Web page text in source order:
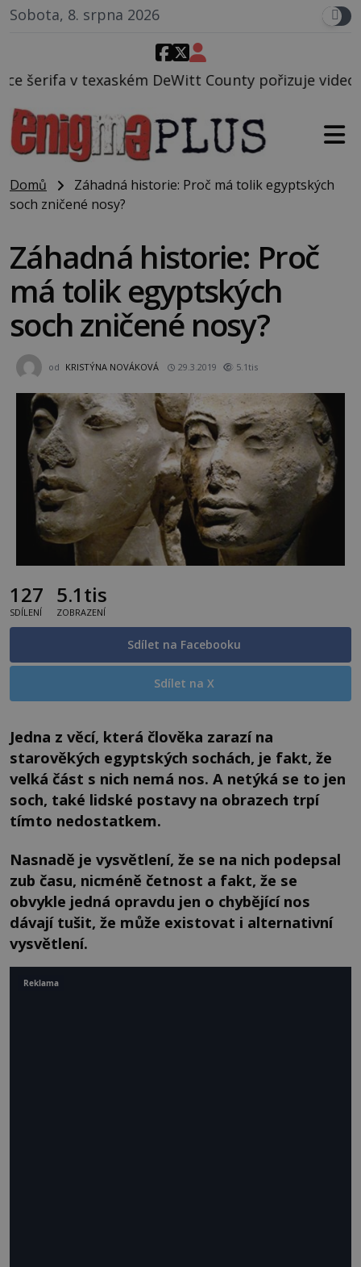
Sobota, 8. srpna 2026
County pořizuje video, na kterém před jeho
Domů
Záhadná historie: Proč má tolik egyptských
soch zničené nosy?
Záhadná historie: Proč
má tolik egyptských
soch zničené nosy?
od KRISTÝNA NOVÁKOVÁ 29.3.2019 5.1tis
127
SDÍLENÍ
5.1tis
ZOBRAZENÍ
Sdílet na Facebooku
Sdílet na X
Jedna z věcí, která člověka zarazí na
starověkých egyptských sochách, je fakt, že
velká část s nich nemá nos. A netýká se to jen
soch, také lidské postavy na obrazech trpí
tímto nedostatkem.
Nasnadě je vysvětlení, že se na nich podepsal
zub času, nicméně četnost a fakt, že se
obvykle jedná opravdu jen o chybějící nos
dávají tušit, že může existovat i alternativní
vysvětlení.
Reklama